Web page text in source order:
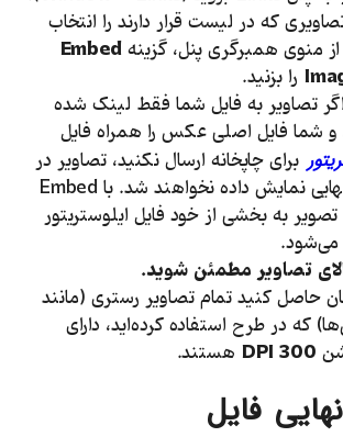
که در لیست قرار دارند را انتخاب
منوی همبرگری پنل، گزینهEmbed
را بزنید.
اگر تصاویر به فایل شما فقط لینک شده
و شما فایل اصلی عکس را همراه فایل
برای چاپخانه ارسال نکنید، تصاویر در
فایل نهایی نمایش داده نخواهند شد. با Embed
به بخشی از خود فایل ایلوستریتور
می‌شود.
تصاویر مطمئن شوید.
حاصل کنید تمام تصاویر رستری (مانند
که در طرح استفاده کرده‌اید، دارای
300
DPIهستند.
فایل